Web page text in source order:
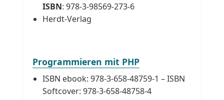
ISBN: 978-3-98569-273-6
Herdt-Verlag
Programmieren mit PHP
ISBN ebook: 978-3-658-48759-1 – ISBN
Softcover: 978-3-658-48758-4